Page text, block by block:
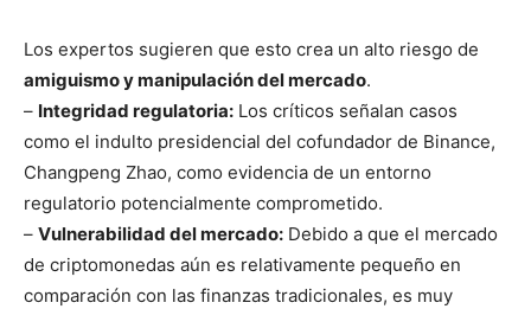
Los expertos sugieren que esto crea un alto riesgo de
amiguismo y manipulación del mercado.
– Integridad regulatoria: Los críticos señalan casos
como el indulto presidencial del cofundador de Binance,
Changpeng Zhao, como evidencia de un entorno
regulatorio potencialmente comprometido.
– Vulnerabilidad del mercado: Debido a que el mercado
de criptomonedas aún es relativamente pequeño en
comparación con las finanzas tradicionales, es muy